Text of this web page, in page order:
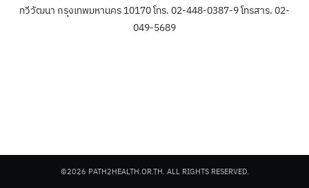
ทวีวัฒนา กรุงเทพมหานคร 10170 โทร. 02-448-0387-9 โทรสาร. 02-
049-5689
©2026 PATH2HEALTH.OR.TH. ALL RIGHTS RESERVED.